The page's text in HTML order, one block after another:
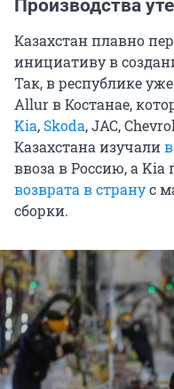
Производства
Казахстан плавно
инициативу в
Так, в республике
Allur в Костанае,
Kia, Skoda, JAC,
Казахстана изучали
ввоза в Россию, а Kia
возврата в странус
сборки.